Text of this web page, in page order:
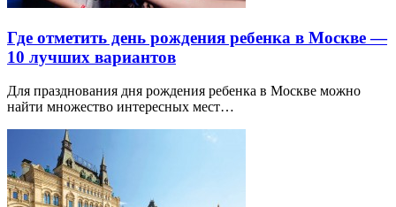
Где отметить день рождения ребенка в Москве —
10 лучших вариантов
Для празднования дня рождения ребенка в Москве можно
найти множество интересных мест…